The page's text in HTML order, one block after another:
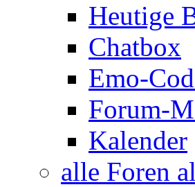
Heutige
Chatbox
Emo-
Forum-
Kalender
alle Foren